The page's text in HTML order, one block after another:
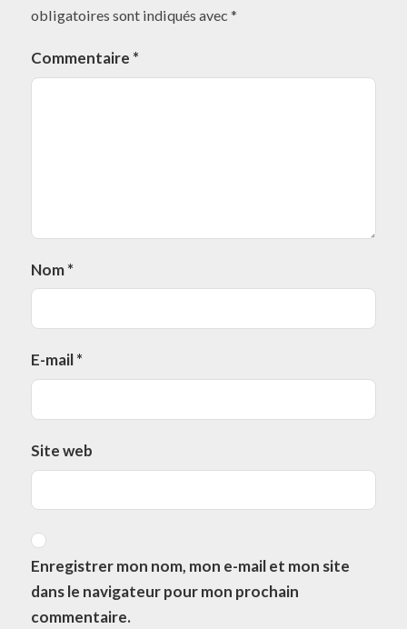
obligatoires sont indiqués avec *
Commentaire *
Nom*
E-mail*
Site web
Enregistrer mon nom, mon e-mail et mon site
dans le navigateur pour mon prochain
commentaire.